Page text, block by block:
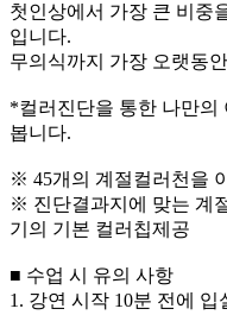
첫인상에서 가장 큰 비중
입니다.
무의식까지 가장 오랫동
*컬러진단을 통한 나만의
봅니다.
※ 45개의 계절컬러천을
※ 진단결과지에 맞는 계
기의 기본 컬러칩제공
■ 수업 시 유의 사항
1. 강연 시작 10분 전에